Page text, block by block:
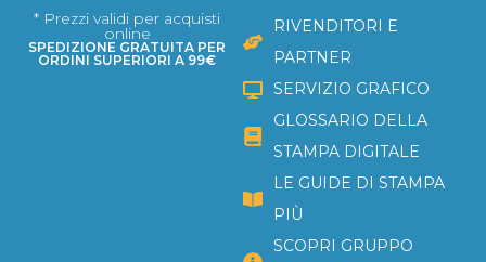
* Prezzi validi per acquisti
online
SPEDIZIONE GRATUITA PER
ORDINI SUPERIORI A 99€
RIVENDITORI E
PARTNER
SERVIZIO GRAFICO
GLOSSARIO DELLA
STAMPA DIGITALE
LE GUIDE DI STAMPA
PIÙ
SCOPRI GRUPPO